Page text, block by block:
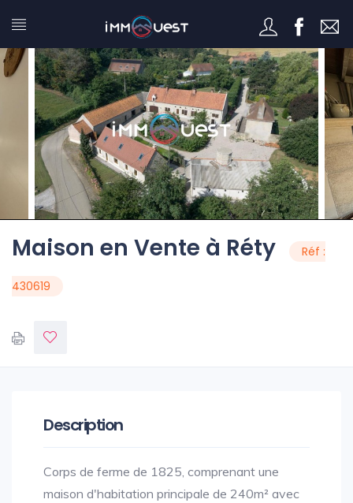
Maison en Vente à Réty Réf :
430619
Description
Corps de ferme de 1825, comprenant une
maison d'habitation principale de 240m² avec